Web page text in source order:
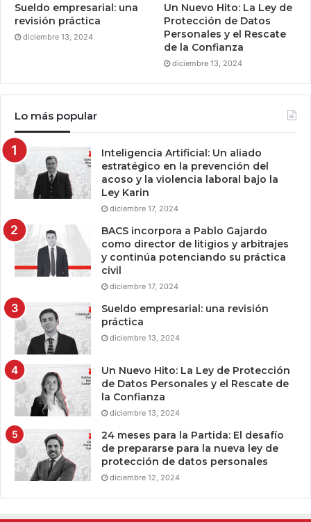
Sueldo empresarial: una
revisión práctica
diciembre 13, 2024
Un Nuevo Hito: La Ley de
Protección de Datos
Personales y el Rescate
de la Confianza
diciembre 13, 2024
Lo más popular
Inteligencia Artificial: Un aliado
estratégico en la prevención del
acoso y la violencia laboral bajo la
Ley Karin
diciembre 17, 2024
BACS incorpora a Pablo Gajardo
como director de litigios y arbitrajes
y continúa potenciando su práctica
civil
diciembre 17, 2024
Sueldo empresarial: una revisión
práctica
diciembre 13, 2024
Un Nuevo Hito: La Ley de Protección
de Datos Personales y el Rescate de
la Confianza
diciembre 13, 2024
24 meses para la Partida: El desafío
de prepararse para la nueva ley de
protección de datos personales
diciembre 12, 2024